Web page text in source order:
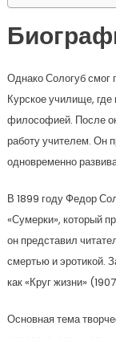
Однако Сологуб смог
Курское училище,
философией. После
работу учителем. Он
одновременно
В 1899 году Федор
«Сумерки», который
он представил
смертью и эротикой.
как «Круг жизни»
Основная тема